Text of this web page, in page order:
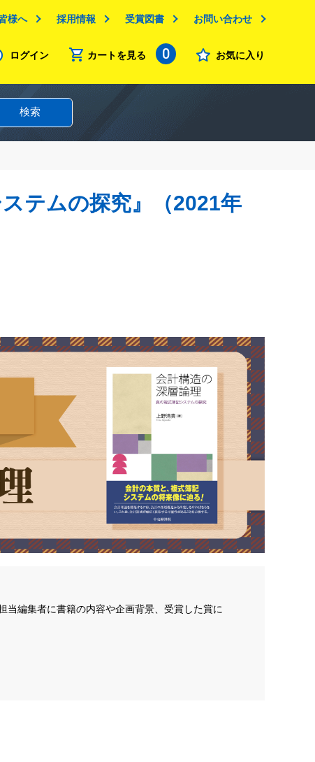
様へ 採用情報 受賞図書 お問い合わせ
ログイン カートを見る 0 お気に入り
検索
テムの探究』（2021年
当編集者に書籍の内容や企画背景、受賞した賞に